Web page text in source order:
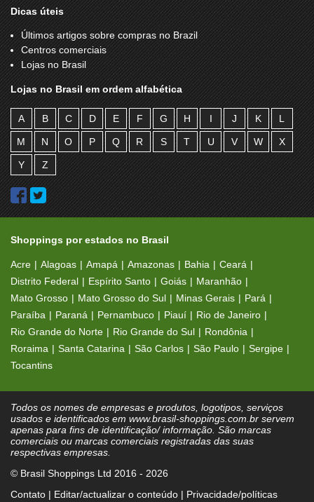
Dicas úteis
Últimos artigos sobre compras no Brazil
Centros comerciais
Lojas no Brasil
Lojas no Brasil em ordem alfabética
A B C D E F G H I J K L
M N O P Q R S T U V W X
Y Z
Shoppings por estados no Brasil
Acre Alagoas Amapá Amazonas Bahia
Ceará
Distrito Federal
Espírito Santo Goiás
Maranhão
Mato Grosso
Mato Grosso do Sul Minas Gerais
Pará
Paraíba
Paraná Pernambuco Piauí
Rio de Janeiro
Rio Grande do Norte
Rio Grande do Sul
Rondônia
Roraima
Santa Catarina São Carlos São Paulo
Sergipe
Tocantins
Todos os nomes de empresas e produtos, logotipos, serviços
usados e identificados em www.brasil-shoppings.com.br servem
apenas para fins de identificação/ informação. São marcas
comerciais ou marcas comerciais registradas das suas
respectivas empresas.
© Brasil Shoppings Ltd 2016 - 2026
Contato | Editar/actualizar o conteúdo | Privacidade/políticas